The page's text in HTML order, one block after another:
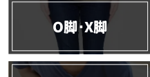
O脚･X脚